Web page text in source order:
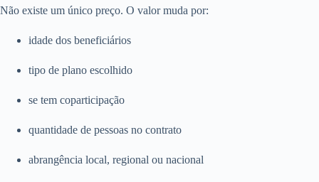
Não existe um único preço. O valor muda por:
idade dos beneficiários
tipo de plano escolhido
se tem coparticipação
quantidade de pessoas no contrato
abrangência local, regional ou nacional